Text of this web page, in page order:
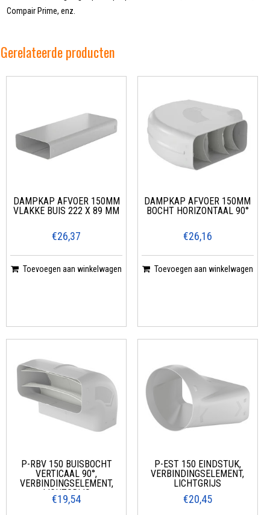
Compair Prime, enz.
Gerelateerde producten
DAMPKAP AFVOER 150MM
VLAKKE BUIS 222 X 89 MM
€26,37
Toevoegen aan winkelwagen
DAMPKAP AFVOER 150MM
BOCHT HORIZONTAAL 90°
€26,16
Toevoegen aan winkelwagen
P-RBV 150 BUISBOCHT
VERTICAAL 90°,
VERBINDINGSELEMENT,
LICHTGRIJS
€19,54
P-EST 150 EINDSTUK,
VERBINDINGSELEMENT,
LICHTGRIJS
€20,45